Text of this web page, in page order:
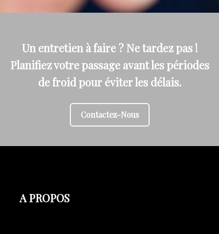
Un entretien à faire ? Ne tardez pas !
Planifiez votre passage avant les périodes
de froid pour éviter les délais.
Contactez-Nous
A PROPOS